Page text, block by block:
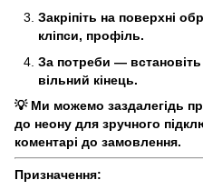
Закріпіть на поверхні
кліпси, профіль.
За потреби —
вільний кінець.
💡 Ми можемо заздалегідь
до неону для зручного
коментарі до замовлення.
Призначення: